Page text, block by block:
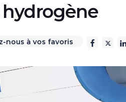
nous à vos favoris